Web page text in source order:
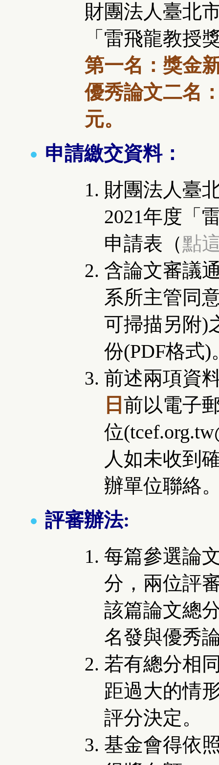
財團法人臺北
「 雷飛龍教授
第一名：獎金
優秀論文二名
元。
申請繳交資料：
財團法人臺
2021年度 「
申請表（點
含論文審議
系所主管同
可掃描另附)
份(PDF格式)
前述兩項資
日 前以電子
位
人如未收到
辦單位聯絡
評審辦法:
每篇參選論
分，兩位評
該篇論文總
名發與優秀
若有總分相
距過大的情
評分決定。
基金會得依